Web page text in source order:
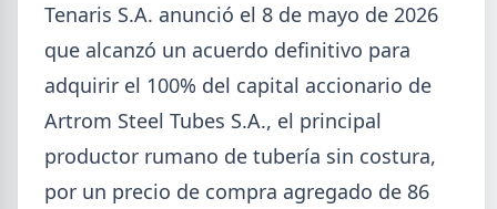
GENERAL 2026-08-07
Cheques rechazados en alza: la
cadena de pagos metalúrgica
muestra signos de estrés
en casi seis años. El caso Metalfor expone la tensión
que crece en la cadena de pagos metalúrgica.
Tenaris S.A. anunció el 8 de mayo de 2026
que alcanzó un acuerdo definitivo para
adquirir el 100% del capital accionario de
Artrom Steel Tubes S.A., el principal
productor rumano de tubería sin costura,
por un precio de compra agregado de 86